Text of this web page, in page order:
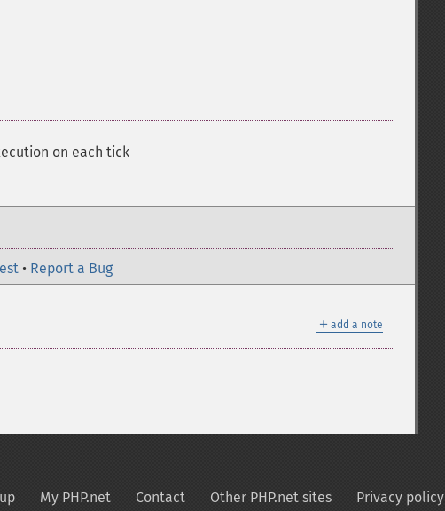
on each tick
• Report a Bug
＋ add a note
My PHP.net Contact Other PHP.net sites Privacy policy